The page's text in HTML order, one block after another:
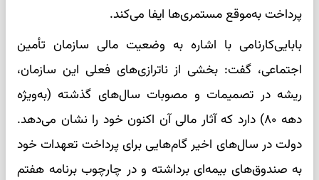
پرداخت به‌موقع مستمری‌ها ایفا می‌کند.
بابایی‌کارنامی با اشاره به وضعیت مالی سازمان تأمین
اجتماعی، گفت: بخشی از ناترازی‌های فعلی این سازمان،
ریشه در تصمیمات و مصوبات سال‌های گذشته (به‌ویژه
دهه ۸۰) دارد که آثار مالی آن اکنون خود را نشان می‌دهد.
دولت در سال‌های اخیر گام‌هایی برای پرداخت تعهدات خود
به صندوق‌های بیمه‌ای برداشته و در چارچوب برنامه هفتم